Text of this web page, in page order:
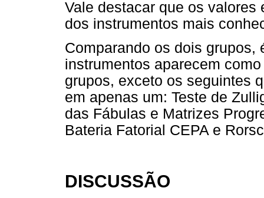
Vale destacar que os
dos instrumentos mais
Comparando os dois
instrumentos aparecem
grupos, exceto os seguintes
em apenas um: Teste de
das Fábulas e Matrizes
Bateria Fatorial CEPA e
DISCUSSÃO